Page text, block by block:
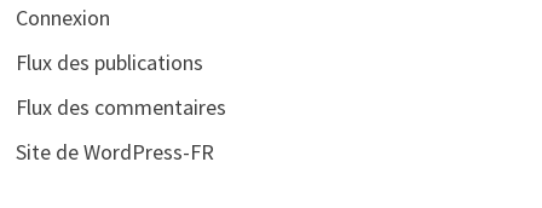
Connexion
Flux des publications
Flux des commentaires
Site de WordPress-FR